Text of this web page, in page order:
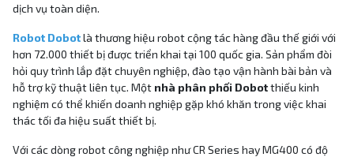
dịch vụ toàn diện.
Robot Dobotlà thương hiệu robot cộng tác hàng đầu thế giới với
hơn 72.000 thiết bị được triển khai tại 100 quốc gia. Sản phẩm đòi
hỏi quy trình lắp đặt chuyên nghiệp, đào tạo vận hành bài bản và
hỗ trợ kỹ thuật liên tục. Một nhà phân phối Dobotthiếu kinh
nghiệm có thể khiến doanh nghiệp gặp khó khăn trong việc khai
thác tối đa hiệu suất thiết bị.
Với các dòng robot công nghiệp như CR Series hay MG400 có độ